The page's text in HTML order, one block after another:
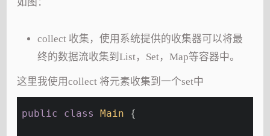
collect 收集，使用系统提供的收集器可以将最
终的数据流收集到List，Set，Map等容器中。
这里我使用collect 将元素收集到一个set中
public class Main {